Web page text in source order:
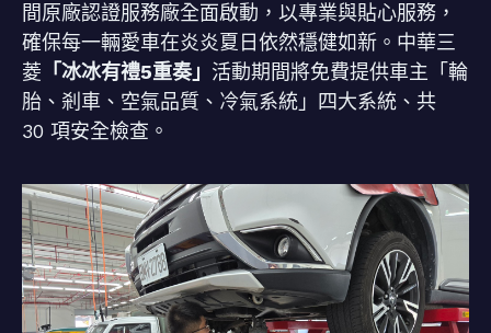
間原廠認證服務廠全面啟動，以專業與貼心服務，
確保每一輛愛車在炎炎夏日依然穩健如新。中華三
菱 「冰冰有禮5重奏」 活動期間將免費提供車主「輪
胎、剎車、空氣品質、冷氣系統」四大系統、共
30 項安全檢查。